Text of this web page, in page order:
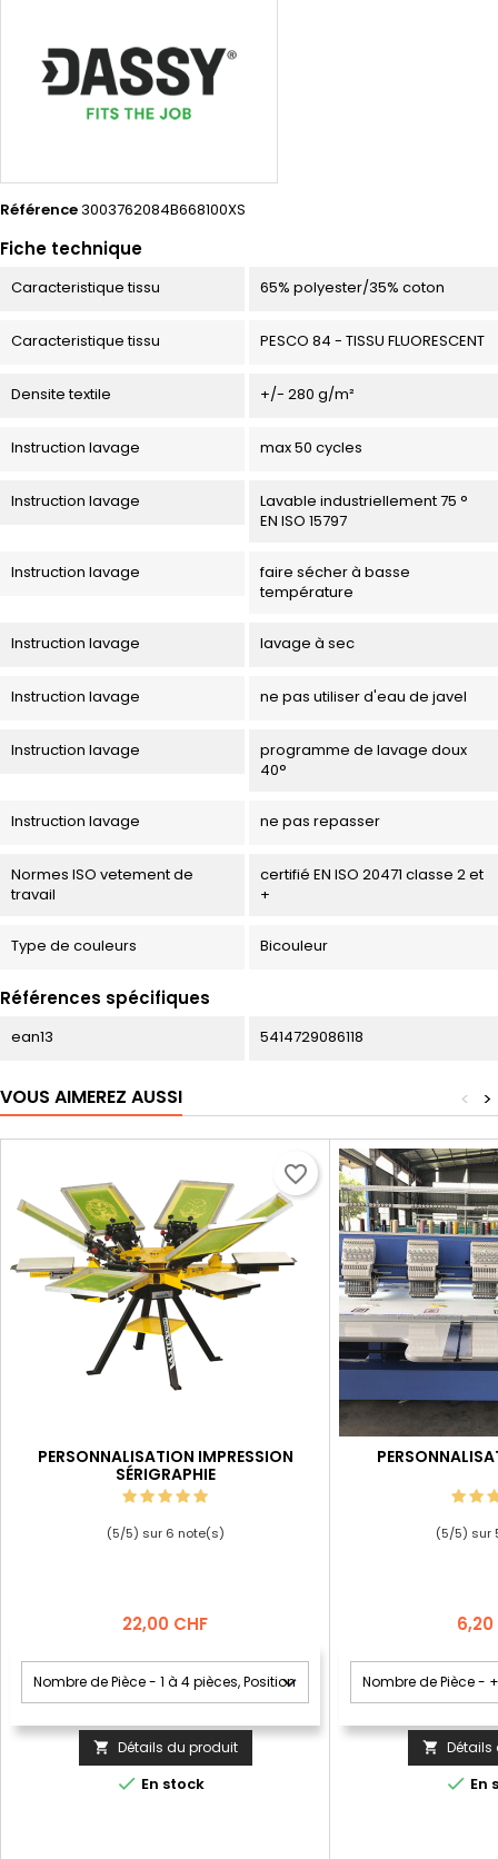
Référence3003762084B668100XS
Fiche technique
Caracteristique tissu 65% polyester/35% coton
Caracteristique tissu PESCO 84 - TISSU FLUORESCENT
Densite textile +/- 280 g/m²
Instruction lavage max 50 cycles
Instruction lavage
Lavable industriellement 75 °
EN ISO 15797
Instruction lavage
faire sécher à basse
température
Instruction lavage lavage à sec
Instruction lavage ne pas utiliser d'eau de javel
Instruction lavage
programme de lavage doux
40°
Instruction lavage ne pas repasser
Normes ISO vetement de
travail
certifié EN ISO 20471 classe 2 et
+
Type de couleurs Bicouleur
Références spécifiques
ean13 5414729086118
VOUS AIMEREZ AUSSI >
<
PERSONNALISATION IMPRESSION
SÉRIGRAPHIE
(5/5) sur 6 note(s)
Prix
22,00 CHF
 Détails du produit
 En stock
favorite_border
(5/5) sur
Prix
6,20
 Détails
 En